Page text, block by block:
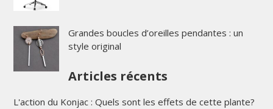
Grandes boucles d’oreilles pendantes : un
style original
Articles récents
L'action du Konjac : Quels sont les effets de cette plante?